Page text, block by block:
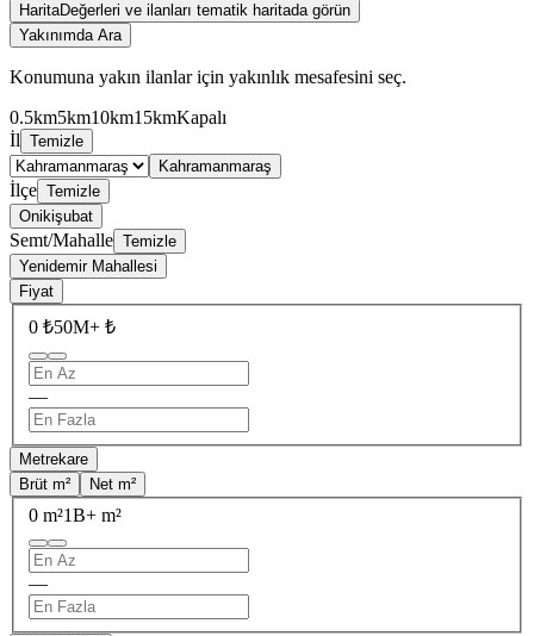
HaritaDeğerleri ve ilanları tematik haritada görün
Yakınımda Ara
Konumuna yakın ilanlar için yakınlık mesafesini seç.
0.5km5km10km15kmKapalı
İl Temizle
Kahramanmaraş
İlçe Temizle
Onikişubat
Semt/Mahalle Temizle
Yenidemir Mahallesi
Fiyat
0 ₺50M+ ₺
—
Metrekare
Brüt m²
Net m²
0 m²1B+ m²
—